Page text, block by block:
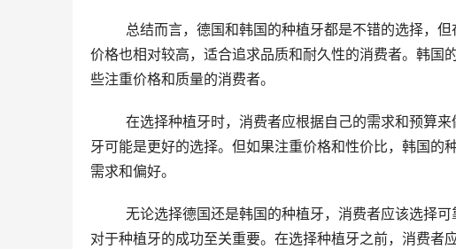
价格也相对较高，适合追求品质和耐久性的消费者。韩国
些注重价格和质量的消费者。
牙可能是更好的选择。但如果注重价格和性价比，韩国的
需求和偏好。
对于种植牙的成功至关重要。在选择种植牙之前，消费者